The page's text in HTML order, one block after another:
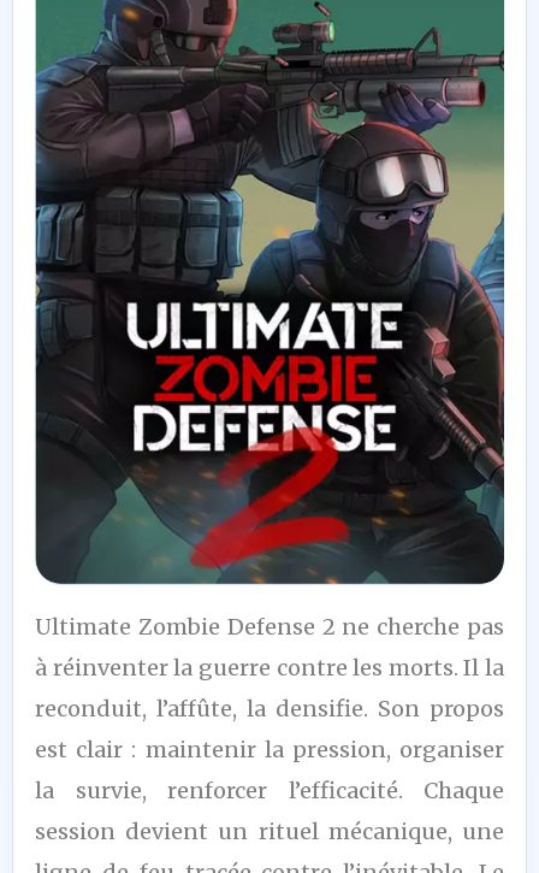
7
/10
Ultimate Zombie Defense 2 ne cherche pas
à réinventer la guerre contre les morts. Il la
reconduit, l’affûte, la densifie. Son propos
est clair : maintenir la pression, organiser
la survie, renforcer l’efficacité. Chaque
session devient un rituel mécanique, une